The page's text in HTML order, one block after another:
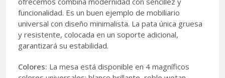
funcionalidad. Es un buen ejemplo de mobiliario
universal con diseño minimalista. La pata única gruesa
y resistente, colocada en un soporte adicional,
garantizará su estabilidad.
Colores: La mesa está disponible en 4 magníficos